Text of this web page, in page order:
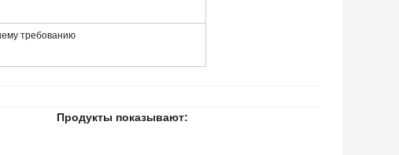
требованию
Продукты показывают: